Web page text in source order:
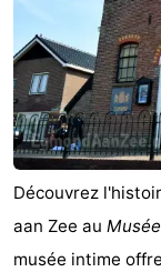
Découvrez
aan Zee au
musée intime